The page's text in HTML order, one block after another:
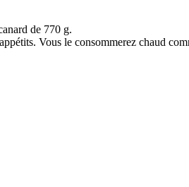
de 770 g.
Vous le consommerez chaud